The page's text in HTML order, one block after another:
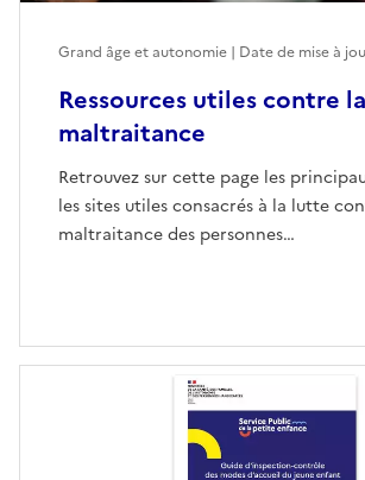
Ressources utiles contre la
maltraitance
Retrouvez sur cette page les
les sites utiles consacrés à la lutte
maltraitance des personnes…
Grand âge et autonomie | Date de mise à